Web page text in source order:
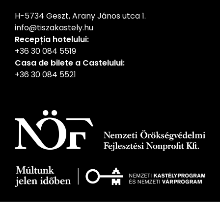
H-5734 Geszt, Arany János utca 1.
info@tiszakastely.hu
Recepția hotelului:
+36 30 084 5519
Casa de bilete a Castelului:
+36 30 084 5521